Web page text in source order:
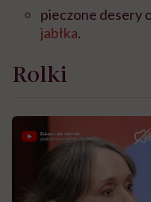
pieczone desery
jabłka.
Rolki